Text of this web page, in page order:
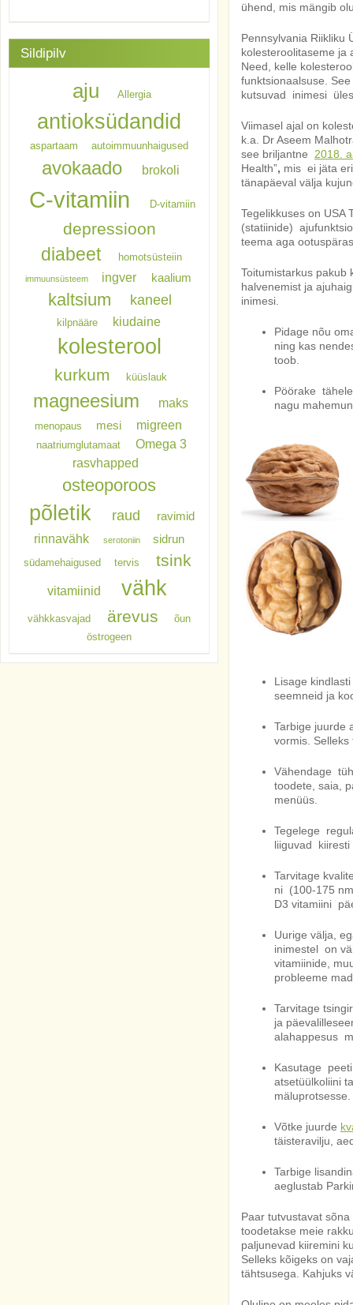
ühend, mis mängib
Pennsylvania Riikliku
kolesteroolitaseme ja
Need, kelle
funktsionaalsuse.
kutsuvad inimesi
Viimasel ajal on
k.a. Dr Aseem
see briljantne 2018.
Health”, mis ei jäta
tänapäeval välja
Tegelikkuses on USA
(statiinide)
teema aga
Toitumistarkus
halvenemist ja
inimesi.
Pidage nõu
ning kas
toob.
Pöörake
nagu
Lisage
seemneid ja
Tarbige juurde
vormis.
Vähendage
toodete, saia,
menüüs.
Tegelege
liiguvad kiiresti
Tarvitage
ni (100-175
D3 vitamiini
Uurige välja,
inimestel on
vitamiinide,
probleeme
Tarvitage
ja
alahappesus
Kasutage
atsetüülkoliini
mäluprotsesse.
Võtke juurde
täisteravilju,
Tarbige
aeglustab
Paar tutvustavat
toodetakse meie
paljunevad kiiremini
Selleks kõigeks on
tähtsusega. Kahjuks
Sildipilv
aju Allergia
antioksüdandid
aspartaam autoimmuunhaigused
avokaado brokoli
C-vitamiin D-vitamiin
depressioon
diabeet homotsüsteiin
immuunsüsteem ingver kaalium
kaltsium kaneel
kilpnääre kiudaine
kolesterool
kurkum küüslauk
magneesium maks
menopaus mesi migreen
naatriumglutamaat
Omega 3
rasvhapped
osteoporoos
põletik raud ravimid
rinnavähk serotoniin sidrun
südamehaigused tervis tsink
vitamiinid vähk
vähkkasvajad ärevus
õun
östrogeen